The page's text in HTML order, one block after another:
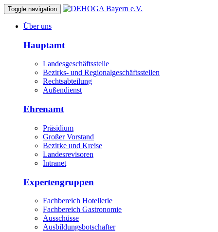
Toggle navigation
Über uns
Hauptamt
Landesgeschäftsstelle
Bezirks- und Regionalgeschäftsstellen
Rechtsabteilung
Außendienst
Ehrenamt
Präsidium
Großer Vorstand
Bezirke und Kreise
Landesrevisoren
Intranet
Expertengruppen
Fachbereich Hotellerie
Fachbereich Gastronomie
Ausschüsse
Ausbildungsbotschafter